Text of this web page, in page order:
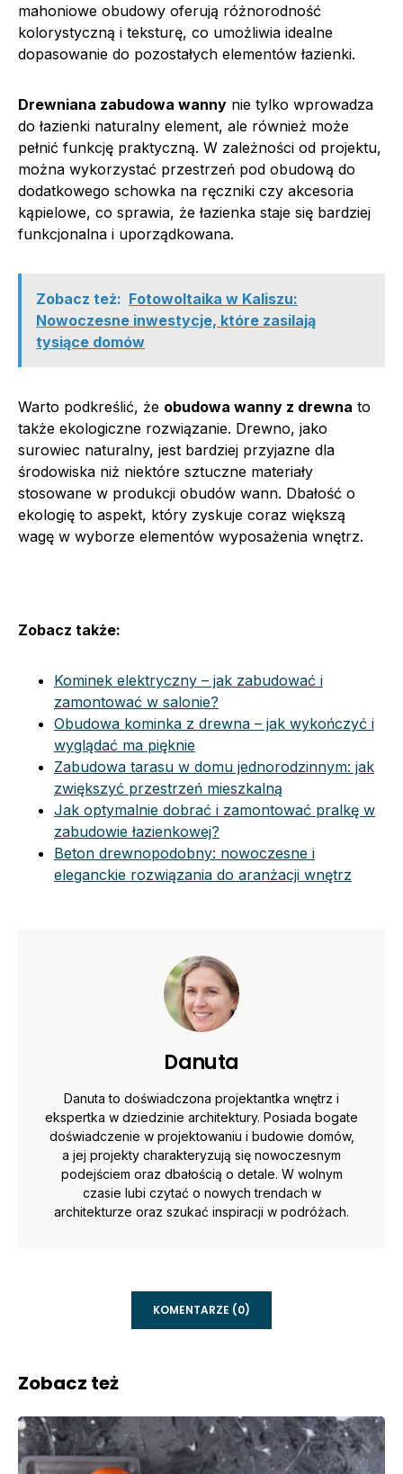
mahoniowe obudowy oferują różnorodność
kolorystyczną i teksturę, co umożliwia idealne
dopasowanie do pozostałych elementów łazienki.
Drewniana zabudowa wanny nie tylko wprowadza
do łazienki naturalny element, ale również może
pełnić funkcję praktyczną. W zależności od projektu,
można wykorzystać przestrzeń pod obudową do
dodatkowego schowka na ręczniki czy akcesoria
kąpielowe, co sprawia, że łazienka staje się bardziej
funkcjonalna i uporządkowana.
Zobacz też: Fotowoltaika w Kaliszu:
Nowoczesne inwestycje, które zasilają
tysiące domów
Warto podkreślić, że obudowa wanny z drewna to
także ekologiczne rozwiązanie. Drewno, jako
surowiec naturalny, jest bardziej przyjazne dla
środowiska niż niektóre sztuczne materiały
stosowane w produkcji obudów wann. Dbałość o
ekologię to aspekt, który zyskuje coraz większą
wagę w wyborze elementów wyposażenia wnętrz.
Zobacz także:
Kominek elektryczny – jak zabudować i
zamontować w salonie?
Obudowa kominka z drewna – jak wykończyć i
wyglądać ma pięknie
Zabudowa tarasu w domu jednorodzinnym: jak
zwiększyć przestrzeń mieszkalną
Jak optymalnie dobrać i zamontować pralkę w
zabudowie łazienkowej?
Beton drewnopodobny: nowoczesne i
eleganckie rozwiązania do aranżacji wnętrz
Danuta
Danuta to doświadczona projektantka wnętrz i
ekspertka w dziedzinie architektury. Posiada bogate
doświadczenie w projektowaniu i budowie domów,
a jej projekty charakteryzują się nowoczesnym
podejściem oraz dbałością o detale. W wolnym
czasie lubi czytać o nowych trendach w
architekturze oraz szukać inspiracji w podróżach.
KOMENTARZE (0)
Zobacz też